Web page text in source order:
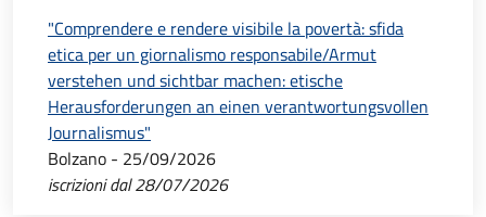
"Comprendere e rendere visibile la povertà: sfida
etica per un giornalismo responsabile/Armut
verstehen und sichtbar machen: etische
Herausforderungen an einen verantwortungsvollen
Journalismus"
Bolzano - 25/09/2026
iscrizioni dal 28/07/2026